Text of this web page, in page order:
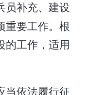
员补充、建设
重要工作。根
的工作，适用
当依法履行征